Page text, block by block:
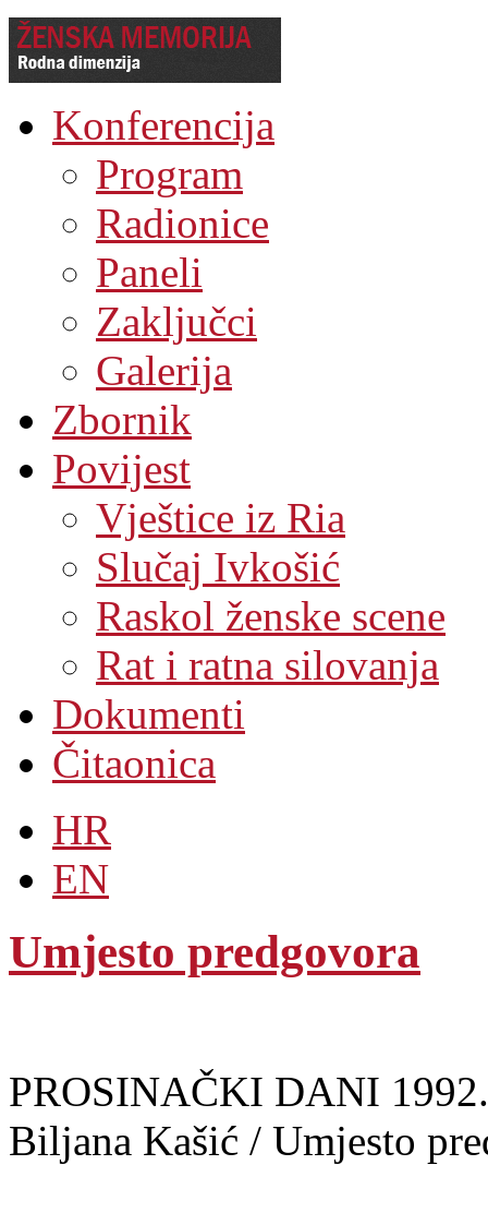
Konferencija
Program
Radionice
Paneli
Zaključci
Galerija
Zbornik
Povijest
Vještice iz Ria
Slučaj Ivkošić
Raskol ženske scene
Rat i ratna silovanja
Dokumenti
Čitaonica
HR
EN
Umjesto predgovora
PROSINAČKI DANI
Biljana Kašić / Umjesto